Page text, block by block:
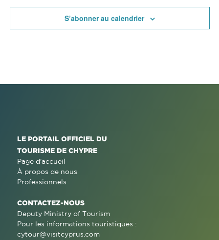
S’abonner au calendrier
LE PORTAIL OFFICIEL DU
TOURISME DE CHYPRE
Page d'accueil
À propos de nous
Professionnels
CONTACTEZ-NOUS
Deputy Ministry of Tourism
Pour les informations touristiques :
cytour@visitcyprus.com